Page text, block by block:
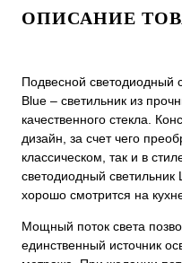
ОПИСАНИЕ
Подвесной светодиодный
Blue – светильник из
качественного стекла.
дизайн, за счет чего
классическом, так и в
светодиодный
хорошо смотрится на
Мощный поток света
единственный источник